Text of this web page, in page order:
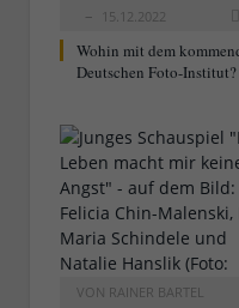
15.12.2022
Wohin mit dem
Deutschen Foto-Institut?
VON RAINER BARTEL